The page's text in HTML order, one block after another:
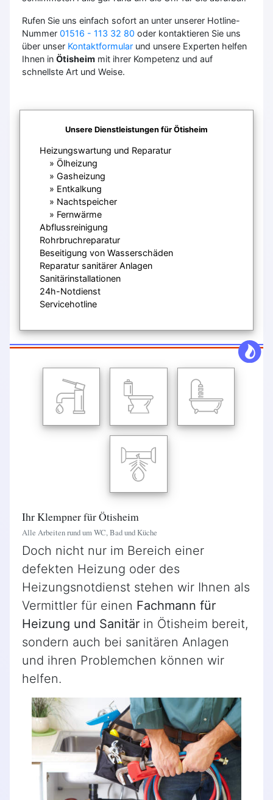
Rufen Sie uns einfach sofort an unter unserer Hotline-
Nummer 01516 - 113 32 80 oder kontaktieren Sie uns
über unser Kontaktformular und unsere Experten helfen
Ihnen in Ötisheim mit ihrer Kompetenz und auf
schnellste Art und Weise.
Unsere Dienstleistungen für Ötisheim
Heizungswartung und Reparatur
Ölheizung
Gasheizung
Entkalkung
Nachtspeicher
Fernwärme
Abflussreinigung
Rohrbruchreparatur
Beseitigung von Wasserschäden
Reparatur sanitärer Anlagen
Sanitärinstallationen
24h-Notdienst
Servicehotline
Ihr Klempner für Ötisheim
Alle Arbeiten rund um WC, Bad und Küche
Doch nicht nur im Bereich einer
defekten Heizung oder des
Heizungsnotdienst stehen wir Ihnen als
Vermittler für einen Fachmann für
Heizung und Sanitär in Ötisheim bereit,
sondern auch bei sanitären Anlagen
und ihren Problemchen können wir
helfen.